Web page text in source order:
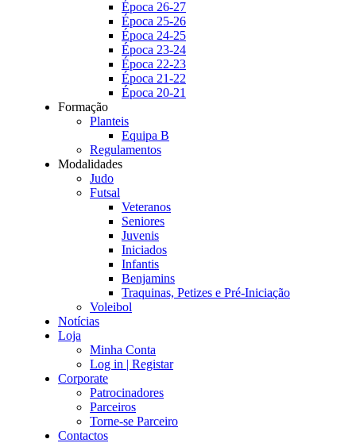
Época 26-27
Época 25-26
Época 24-25
Época 23-24
Época 22-23
Época 21-22
Época 20-21
Formação
Planteis
Equipa B
Regulamentos
Modalidades
Judo
Futsal
Veteranos
Seniores
Juvenis
Iniciados
Infantis
Benjamins
Traquinas, Petizes e Pré-Iniciação
Voleibol
Notícias
Loja
Minha Conta
Log in | Registar
Corporate
Patrocinadores
Parceiros
Torne-se Parceiro
Contactos